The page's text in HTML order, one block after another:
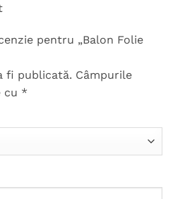
pentru „Balon Folie
fi publicată. Câmpurile
cu *